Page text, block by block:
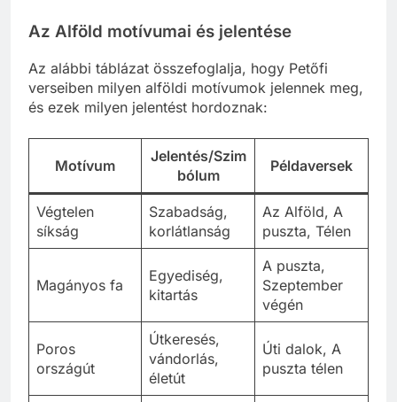
Az Alföld motívumai és jelentése
Az alábbi táblázat összefoglalja, hogy Petőfi
verseiben milyen alföldi motívumok jelennek meg,
és ezek milyen jelentést hordoznak:
Motívum
Jelentés/Szim
bólum
Példaversek
Végtelen
síkság
Szabadság,
korlátlanság
Az Alföld, A
puszta, Télen
Magányos fa
Egyediség,
kitartás
A puszta,
Szeptember
végén
Poros
országút
Útkeresés,
vándorlás,
életút
Úti dalok, A
puszta télen